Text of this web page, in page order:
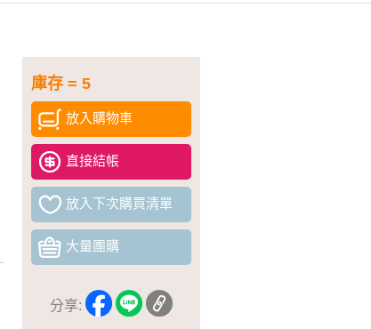
庫存 = 5
放入購物車
直接結帳
放入下次購買清單
大量團購
分享: